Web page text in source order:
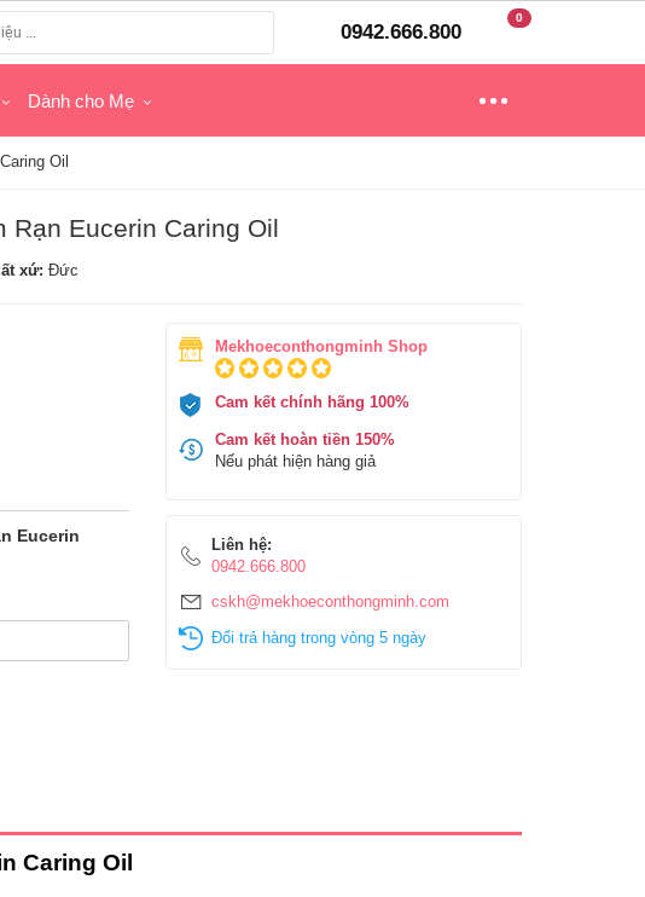
0942.666.800
0
Dành cho Mẹ
Oil
Rạn Eucerin Caring Oil
xứ: Đức
Eucerin
Mekhoeconthongminh Shop
Cam kết chính hãng 100%
Cam kết hoàn tiền 150%
Nếu phát hiện hàng giả
Liên hệ:
0942.666.800
cskh@mekhoeconthongminh.com
Đổi trả hàng trong vòng 5 ngày
Caring Oil